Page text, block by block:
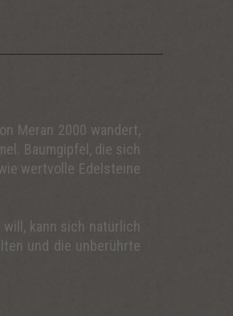
Meran 2000 wandert,
Baumgipfel, die sich
wertvolle Edelsteine
kann sich natürlich
und die unberührte